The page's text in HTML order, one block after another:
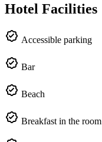
Hotel Facilities
Accessible parking
Bar
Beach
Breakfast in the room